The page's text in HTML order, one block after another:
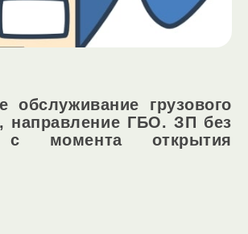
обслуживание грузового
направление ГБО. ЗП без
с момента открытия